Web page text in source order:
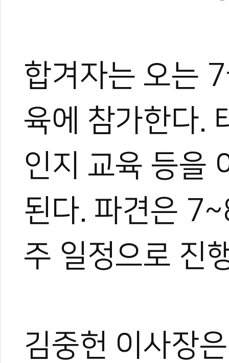
합겨자는 오는
육에 참가한다.
인지 교육 등을
된다. 파견은
주 일정으로 진
김중헌 이사장
작, 대회 중계방송 캐스터,
텐츠를 다각화해 온 전문가
과 콘텐츠 제작 및 홍보 마
이온 대표이사를 맡고 있
야)와 대학 겸임교수로도
화 발전에 힘쓰고 있다.